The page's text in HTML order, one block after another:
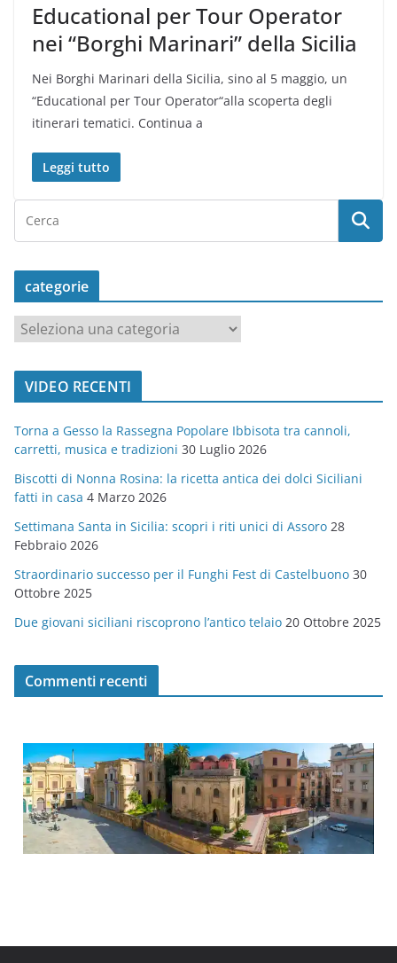
Educational per Tour Operator
nei “Borghi Marinari” della Sicilia
Nei Borghi Marinari della Sicilia, sino al 5 maggio, un
“Educational per Tour Operator“alla scoperta degli
itinerari tematici. Continua a
Leggi tutto
categorie
t
o
r
i
e
VIDEO RECENTI
Torna a Gesso la Rassegna Popolare Ibbisota tra cannoli,
carretti, musica e tradizioni 30 Luglio 2026
Biscotti di Nonna Rosina: la ricetta antica dei dolci Siciliani
fatti in casa 4 Marzo 2026
Settimana Santa in Sicilia: scopri i riti unici di Assoro 28
Febbraio 2026
Straordinario successo per il Funghi Fest di Castelbuono 30
Ottobre 2025
Due giovani siciliani riscoprono l’antico telaio 20 Ottobre 2025
Commenti recenti